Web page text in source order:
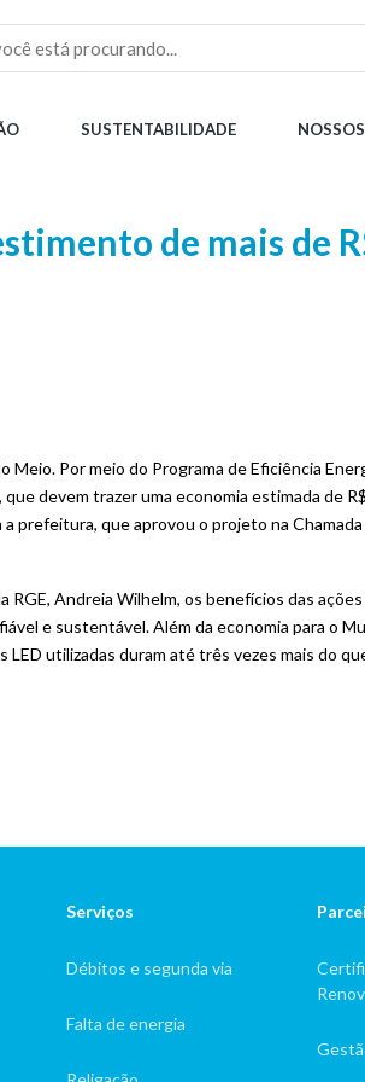
SUSTENTABILIDADE
de mais de
Por meio do Programa de Eficiência
devem trazer uma economia estimada de
prefeitura, que aprovou o projeto na
Andreia Wilhelm, os benefícios das
e sustentável. Além da economia para o
utilizadas duram até três vezes mais do
Serviços
Débitos e segunda via
Falta de energia